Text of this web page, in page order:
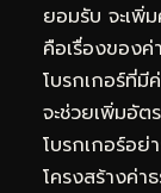
ยอมรับ จะเพิ่
คือเรื่องของค่
โบรกเกอร์ที่มี
จะช่วยเพิ่มอัต
โบรกเกอร์อ
โครงสร้างค่า